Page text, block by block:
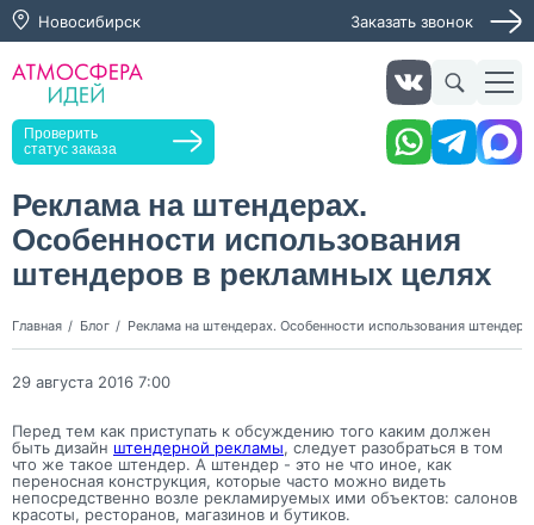
Новосибирск Заказать звонок
Проверить
статус заказа
Реклама на штендерах.
Особенности использования
штендеров в рекламных целях
Главная Блог Реклама на штендерах. Особенности использования
29 августа 2016 7:00
Перед тем как приступать к обсуждению того каким должен
быть дизайн штендерной рекламы, следует разобраться в том
что же такое штендер. А штендер - это не что иное, как
переносная конструкция, которые часто можно видеть
непосредственно возле рекламируемых ими объектов: салонов
красоты, ресторанов, магазинов и бутиков.
Заказать звонок
Нажимая кнопку "Оставить заявку", я даю согласие на
конфиденциальности
Нажимая на кнопку, я даю согласие на получение
информационных и рекламных рассылок
Оставить